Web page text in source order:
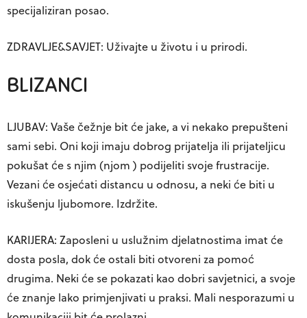
specijaliziran posao.
ZDRAVLJE&SAVJET: Uživajte u životu i u prirodi.
BLIZANCI
LJUBAV: Vaše čežnje bit će jake, a vi nekako prepušteni
sami sebi. Oni koji imaju dobrog prijatelja ili prijateljicu
pokušat će s njim (njom ) podijeliti svoje frustracije.
Vezani će osjećati distancu u odnosu, a neki će biti u
iskušenju ljubomore. Izdržite.
KARIJERA: Zaposleni u uslužnim djelatnostima imat će
dosta posla, dok će ostali biti otvoreni za pomoć
drugima. Neki će se pokazati kao dobri savjetnici, a svoje
će znanje lako primjenjivati u praksi. Mali nesporazumi u